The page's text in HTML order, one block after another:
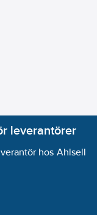
leverantörer
hos Ahlsell